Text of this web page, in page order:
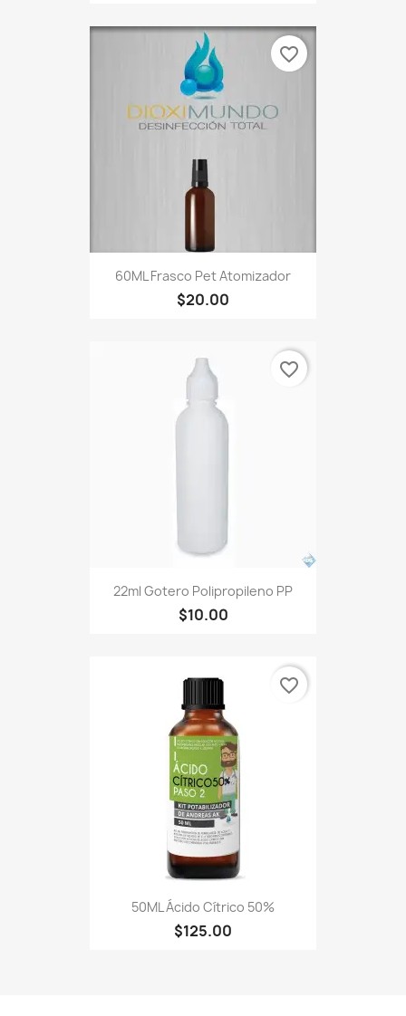
60ML Frasco Pet Atomizador
$20.00
favorite_border
22ml Gotero Polipropileno PP
$10.00
favorite_border
50ML Ácido Cítrico 50%
$125.00
favorite_border